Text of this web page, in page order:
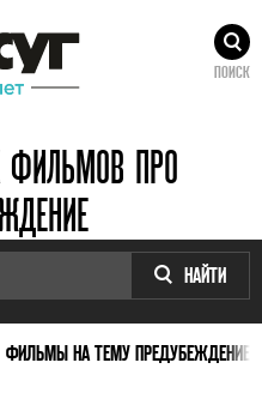
ПОИСК
ФИЛЬМОВ ПРО
НАЙТИ
ФИЛЬМЫ НА ТЕМУ ПРЕДУБЕЖДЕНИЕ